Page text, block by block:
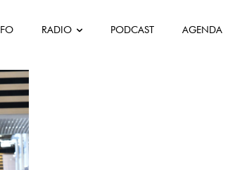
RADIO PODCAST AGENDA